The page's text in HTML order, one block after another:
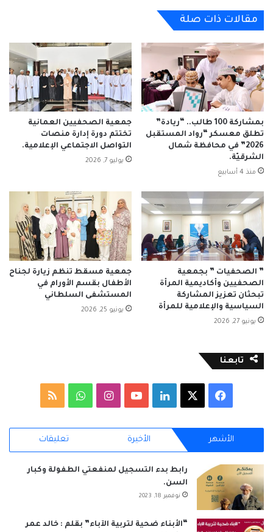
مقالات ذات صلة
بمشاركة 100 طالب.. “ريادة”
تطلق معسكر “رواد المستقبل
2026” في محافظة شمال
الشرقيّة.
منذ 4 أسابيع
جمعية الصحفيين العمانية
تختتم دورة إدارة منصات
التواصل الاجتماعي الإعلامية.
يوليو 7, 2026
” الصحفيات ” بجمعية
الصحفيين وأكاديمية المرأة
تبحثان تعزيز المشاركة
السياسية والإعلامية للمرأة
يونيو 27, 2026
جمعية مسقط تنظم زيارة لجناح
الأطفال بقسم الأورام في
المستشفى السلطاني
يونيو 25, 2026
تابعنا
فيسبوك لينكدإن‫YouTubeانستقرامواتسابملخص
RSS الأشهر الأخيرة تعليقات
رابط بدء التسجيل لمنفعتي الطفولة وكبار
السن.
نوفمبر 18, 2023
“الأبناء ضحية لتربية الآباء” بقلم : خالد عمر